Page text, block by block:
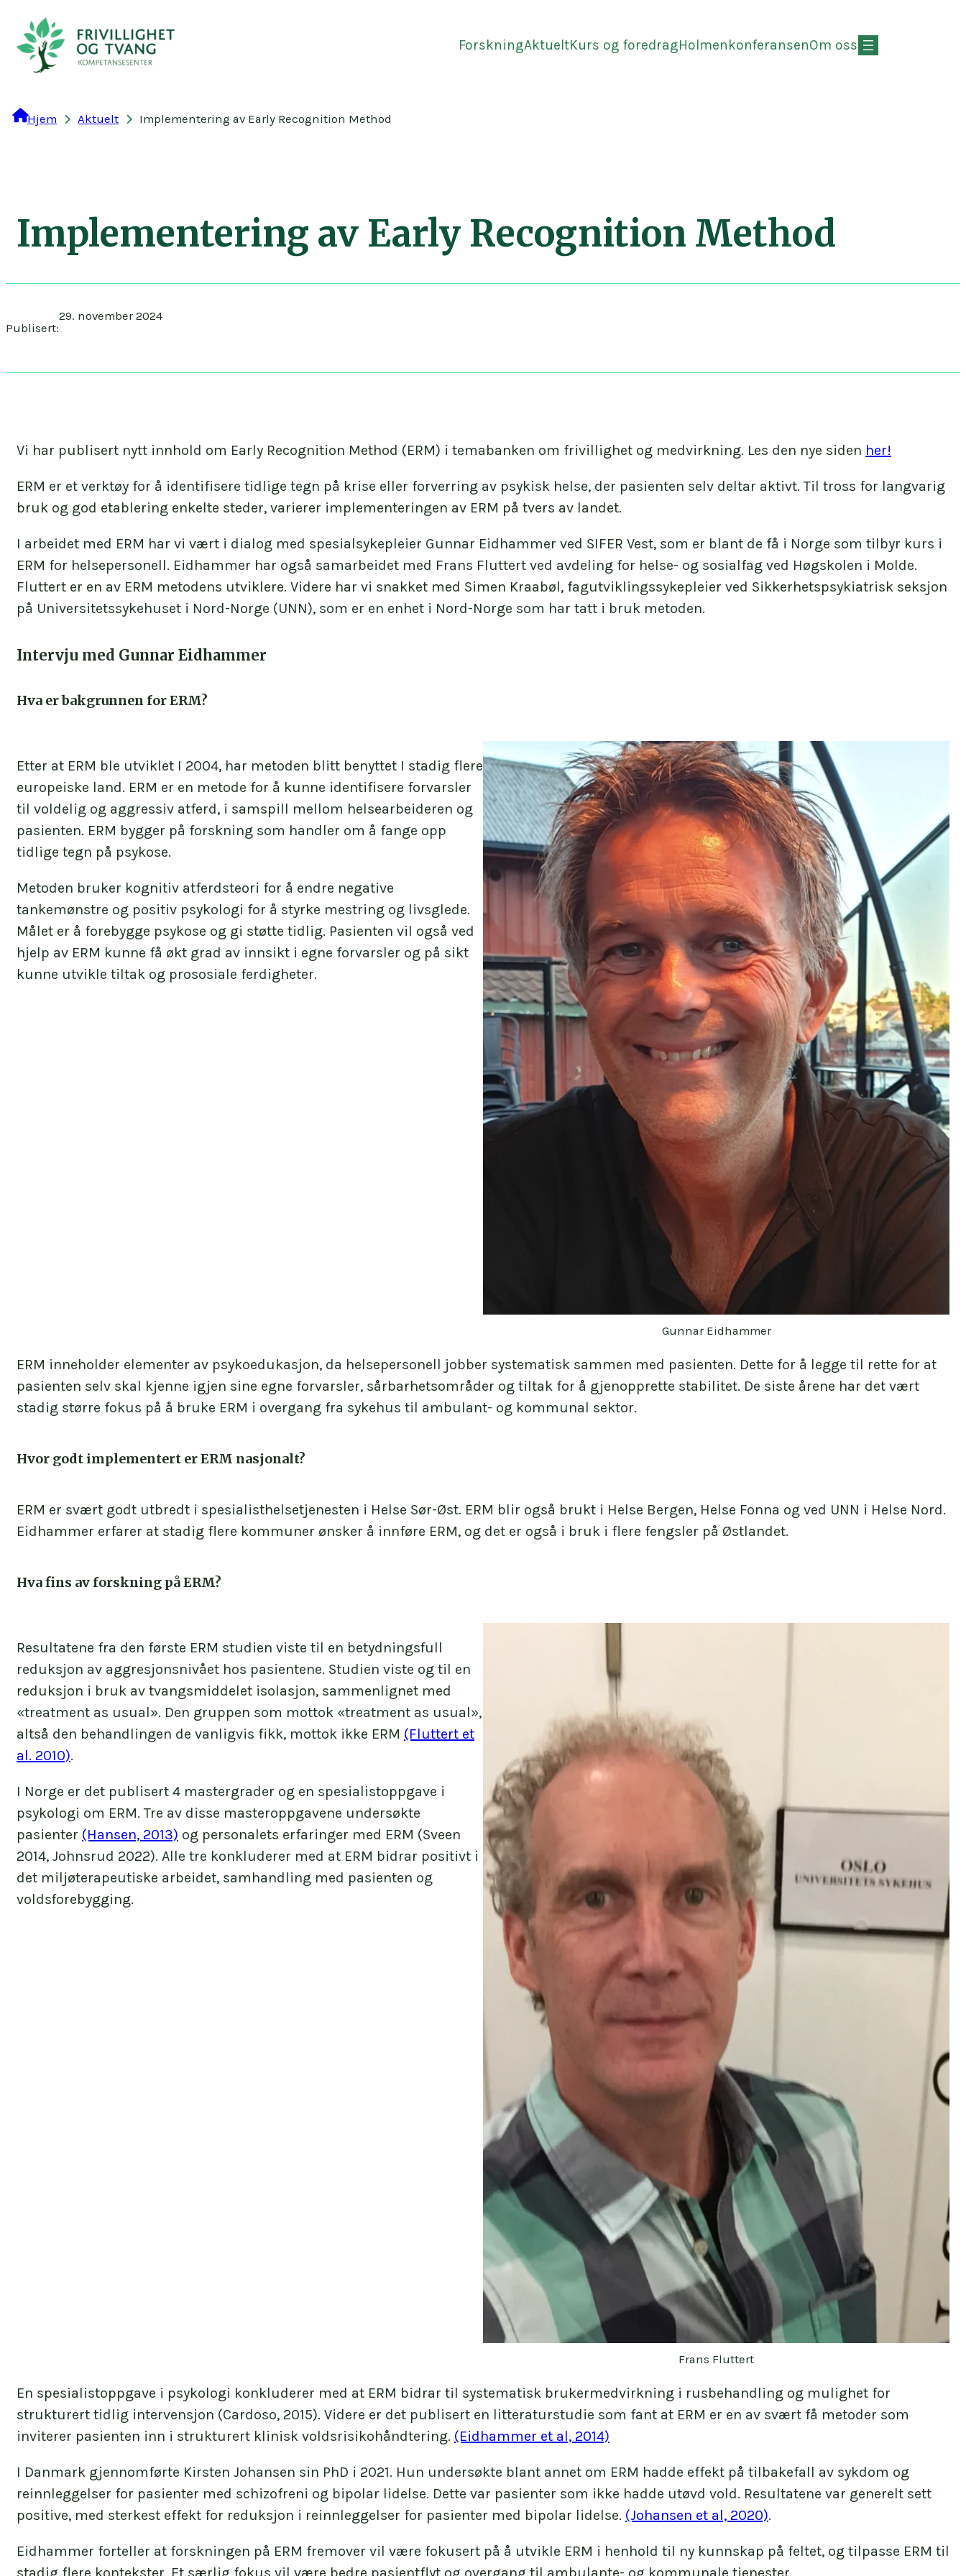
innhold
ForskningAktueltKurs og foredragHolmenkonferansenOm oss
Hjem Aktuelt Implementering av Early Recognition Method
Implementering av Early Recognition Method
Publisert:
29. november 2024
Vi har publisert nytt innhold om Early Recognition Method (ERM) i temabanken om frivillighet og medvirkning. Les den nye siden her!
ERM er et verktøy for å identifisere tidlige tegn på krise eller forverring av psykisk helse, der pasienten selv deltar aktivt. Til tross for langvarig
bruk og god etablering enkelte steder, varierer implementeringen av ERM på tvers av landet.
I arbeidet med ERM har vi vært i dialog med spesialsykepleier Gunnar Eidhammer ved SIFER Vest, som er blant de få i Norge som tilbyr kurs i
ERM for helsepersonell. Eidhammer har også samarbeidet med Frans Fluttert ved avdeling for helse- og sosialfag ved Høgskolen i Molde.
Fluttert er en av ERM metodens utviklere. Videre har vi snakket med Simen Kraabøl, fagutviklingssykepleier ved Sikkerhetspsykiatrisk seksjon
på Universitetssykehuset i Nord-Norge (UNN), som er en enhet i Nord-Norge som har tatt i bruk metoden.
Intervju med Gunnar Eidhammer
Hva er bakgrunnen for ERM?
Etter at ERM ble utviklet I 2004, har metoden blitt benyttet I stadig flere
europeiske land. ERM er en metode for å kunne identifisere forvarsler
til voldelig og aggressiv atferd, i samspill mellom helsearbeideren og
pasienten. ERM bygger på forskning som handler om å fange opp
tidlige tegn på psykose.
Metoden bruker kognitiv atferdsteori for å endre negative
tankemønstre og positiv psykologi for å styrke mestring og livsglede.
Målet er å forebygge psykose og gi støtte tidlig. Pasienten vil også ved
hjelp av ERM kunne få økt grad av innsikt i egne forvarsler og på sikt
kunne utvikle tiltak og prososiale ferdigheter.
Gunnar Eidhammer
ERM inneholder elementer av psykoedukasjon, da helsepersonell jobber systematisk sammen med pasienten. Dette for å legge til rette for at
pasienten selv skal kjenne igjen sine egne forvarsler, sårbarhetsområder og tiltak for å gjenopprette stabilitet. De siste årene har det vært
stadig større fokus på å bruke ERM i overgang fra sykehus til ambulant- og kommunal sektor.
Hvor godt implementert er ERM nasjonalt?
ERM er svært godt utbredt i spesialisthelsetjenesten i Helse Sør-Øst. ERM blir også brukt i Helse Bergen, Helse Fonna og ved UNN i Helse Nord.
Eidhammer erfarer at stadig flere kommuner ønsker å innføre ERM, og det er også i bruk i flere fengsler på Østlandet.
Hva fins av forskning på ERM?
Resultatene fra den første ERM studien viste til en betydningsfull
reduksjon av aggresjonsnivået hos pasientene. Studien viste og til en
reduksjon i bruk av tvangsmiddelet isolasjon, sammenlignet med
«treatment as usual». Den gruppen som mottok «treatment as usual»,
altså den behandlingen de vanligvis fikk, mottok ikke ERM (Fluttert et
al. 2010).
I Norge er det publisert 4 mastergrader og en spesialistoppgave i
psykologi om ERM. Tre av disse masteroppgavene undersøkte
pasienter (Hansen, 2013) og personalets erfaringer med ERM (Sveen
2014, Johnsrud 2022). Alle tre konkluderer med at ERM bidrar positivt i
det miljøterapeutiske arbeidet, samhandling med pasienten og
voldsforebygging.
Frans Fluttert
En spesialistoppgave i psykologi konkluderer med at ERM bidrar til systematisk brukermedvirkning i rusbehandling og mulighet for
strukturert tidlig intervensjon (Cardoso, 2015). Videre er det publisert en litteraturstudie som fant at ERM er en av svært få metoder som
inviterer pasienten inn i strukturert klinisk voldsrisikohåndtering. (Eidhammer et al, 2014)
I Danmark gjennomførte Kirsten Johansen sin PhD i 2021. Hun undersøkte blant annet om ERM hadde effekt på tilbakefall av sykdom og
reinnleggelser for pasienter med schizofreni og bipolar lidelse. Dette var pasienter som ikke hadde utøvd vold. Resultatene var generelt sett
positive, med sterkest effekt for reduksjon i reinnleggelser for pasienter med bipolar lidelse. (Johansen et al, 2020).
Eidhammer forteller at forskningen på ERM fremover vil være fokusert på å utvikle ERM i henhold til ny kunnskap på feltet, og tilpasse ERM til